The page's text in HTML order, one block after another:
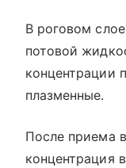
В роговом
потовой
концентрации
плазменные.
После приема
концентрация